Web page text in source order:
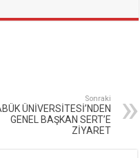
Sonraki
ÜNİVERSİTESİ’NDEN
GENEL BAŞKAN SERT’E
ZİYARET